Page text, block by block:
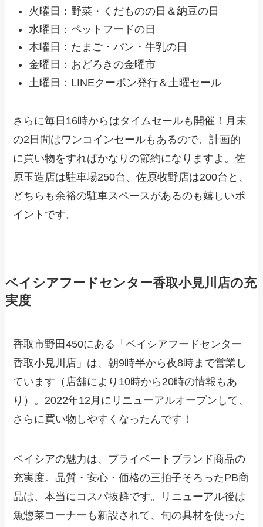
火曜日：野菜・くだものの日＆納豆の日
水曜日：ペットフードの日
木曜日：たまご・パン・牛乳の日
金曜日：おどろきの金曜市
土曜日：LINEクーポン発行＆土曜セール
さらに毎日16時からはタイムセールも開催！月末
の2日間はワンコインセールもあるので、計画的
に買い物をすればかなりの節約になりますよ。佐
原玉造店は駐車場250台、佐原牧野店は200台と、
どちらも余裕の駐車スペースがあるのも嬉しいポ
イントです。
ベイシアフードセンター香取小見川店の充
実度
香取市野田450にある「ベイシアフードセンター
香取小見川店」は、朝9時半から夜8時まで営業し
ています（店舗により10時から20時の情報もあ
り）。2022年12月にリニューアルオープンして、
さらに買い物しやすくなったんです！
ベイシアの魅力は、プライベートブランド商品の
充実度。品質・安心・価格の三拍子そろったPB商
品は、本当にコスパ抜群です。リニューアル後は
魚惣菜コーナーも新設されて、旬の具材を使った